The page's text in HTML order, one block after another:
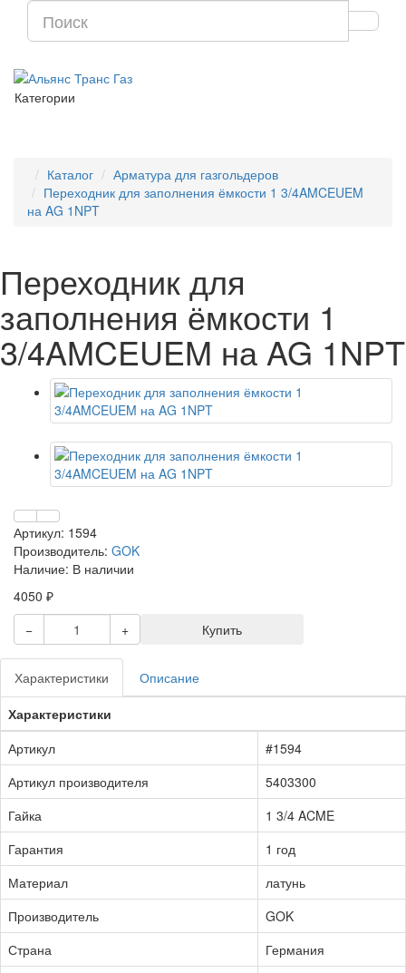
Категории
Каталог
Арматура для газгольдеров
Переходник для заполнения ёмкости 1 3/4AMCEUEM
на AG 1NPT
Переходник для
заполнения ёмкости 1
3/4AMCEUEM на AG 1NPT
Артикул: 1594
Производитель: GOK
Наличие: В наличии
4050 ₽
−
+ Купить
Характеристики
Описание
Характеристики
Артикул
#1594
Артикул производителя
5403300
Гайка
1 3/4 ACME
Гарантия
1 год
Материал
латунь
Производитель
GOK
Страна
Германия